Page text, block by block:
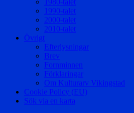
1980-talet
1990-talet
2000-talet
2010-talet
Övrigt
Efterlysningar
Brev
Fornminnen
Förklaringar
Om Kulturarv Vikingstad
Cookie Policy (EU)
Sök via en karta